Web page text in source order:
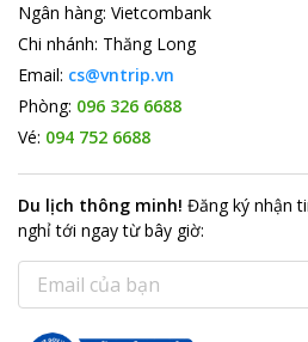
Ngân hàng: Vietcombank
Chi nhánh: Thăng Long
Email: cs@vntrip.vn
Phòng: 096 326 6688
Vé: 094 752 6688
Du lịch thông minh! Đăng ký nhận
nghỉ tới ngay từ bây giờ: